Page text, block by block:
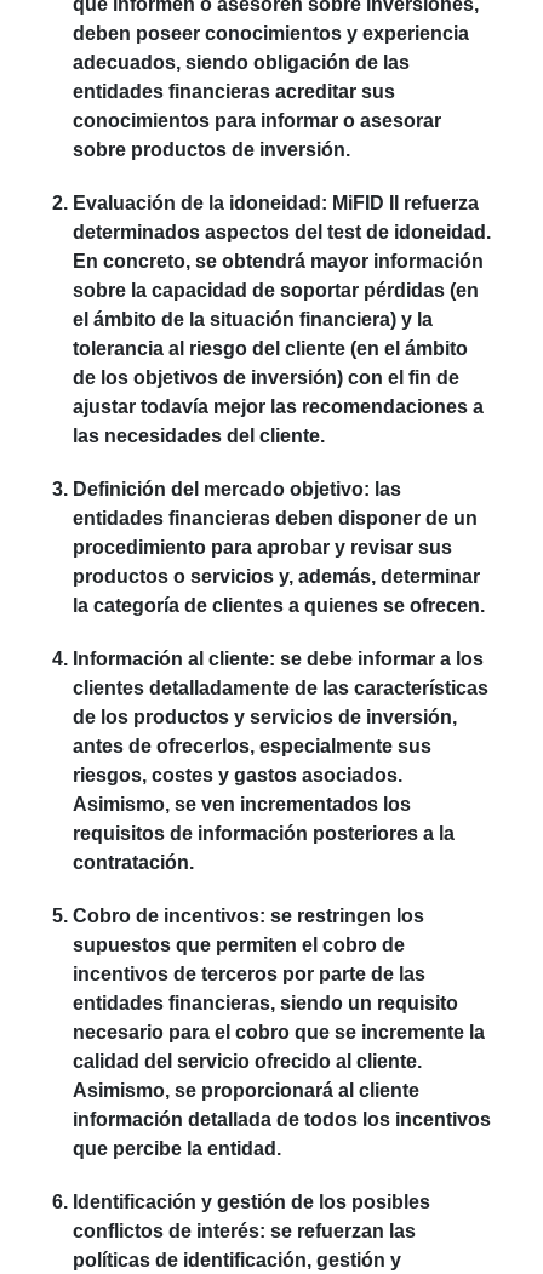
deben poseer conocimientos y experiencia
adecuados, siendo obligación de las
entidades financieras acreditar sus
conocimientos para informar o asesorar
sobre productos de inversión.
Evaluación de la idoneidad: MiFID II refuerza
determinados aspectos del test de idoneidad.
En concreto, se obtendrá mayor información
sobre la capacidad de soportar pérdidas (en
el ámbito de la situación financiera) y la
tolerancia al riesgo del cliente (en el ámbito
de los objetivos de inversión) con el fin de
ajustar todavía mejor las recomendaciones a
las necesidades del cliente.
Definición del mercado objetivo: las
entidades financieras deben disponer de un
procedimiento para aprobar y revisar sus
productos o servicios y, además, determinar
la categoría de clientes a quienes se ofrecen.
Información al cliente: se debe informar a los
clientes detalladamente de las características
de los productos y servicios de inversión,
antes de ofrecerlos, especialmente sus
riesgos, costes y gastos asociados.
Asimismo, se ven incrementados los
requisitos de información posteriores a la
contratación.
Cobro de incentivos: se restringen los
supuestos que permiten el cobro de
incentivos de terceros por parte de las
entidades financieras, siendo un requisito
necesario para el cobro que se incremente la
calidad del servicio ofrecido al cliente.
Asimismo, se proporcionará al cliente
información detallada de todos los incentivos
que percibe la entidad.
Identificación y gestión de los posibles
conflictos de interés: se refuerzan las
políticas de identificación, gestión y